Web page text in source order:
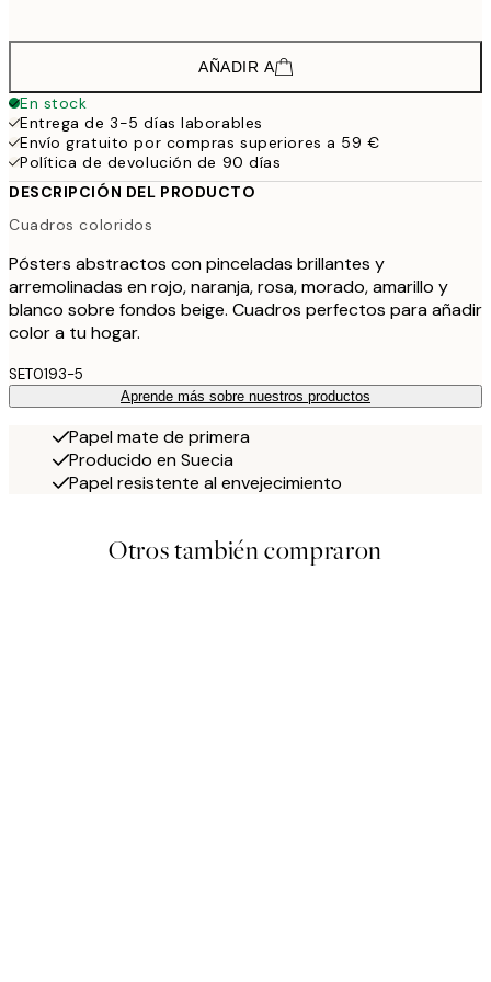
AÑADIR A
En stock
Entrega de 3-5 días laborables
Envío gratuito por compras superiores a 59 €
Política de devolución de 90 días
DESCRIPCIÓN DEL PRODUCTO
Cuadros coloridos
Pósters abstractos con pinceladas brillantes y
arremolinadas en rojo, naranja, rosa, morado, amarillo y
blanco sobre fondos beige. Cuadros perfectos para añadir
color a tu hogar.
SET0193-5
Aprende más sobre nuestros productos
Papel mate de primera
Producido en Suecia
Papel resistente al envejecimiento
Otros también compraron